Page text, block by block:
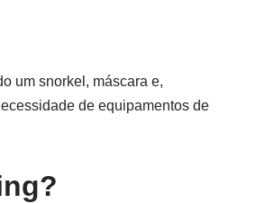
um snorkel, máscara e,
de equipamentos de